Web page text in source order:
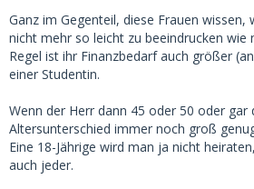
Das hat schon die ein oder andere
unrealistisch oder auf dem falschen
Hoffen wir, dass alles gut ist und
Ich empfehle doch eher etwas kleinere
und möchte hier ausdrücklich keinen
Eher etwas Besonnenheit anmahnen.
Ganz im Gegenteil, diese Frauen wissen,
nicht mehr so leicht zu beeindrucken wie
Regel ist ihr Finanzbedarf auch größer
einer Studentin.
Wenn der Herr dann 45 oder 50 oder gar
Altersunterschied immer noch groß
Eine 18-Jährige wird man ja nicht
auch jeder.